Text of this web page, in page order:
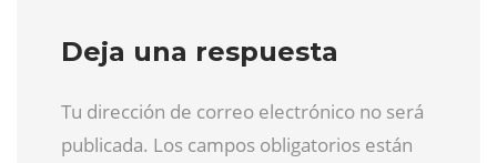
Deja una respuesta
Tu dirección de correo electrónico no será
publicada. Los campos obligatorios están